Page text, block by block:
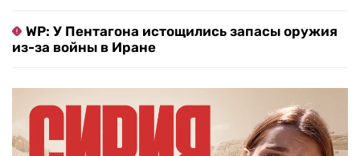
WP: У Пентагона истощились запасы оружия
из-за войны в Иране